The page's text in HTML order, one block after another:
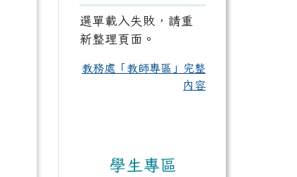
選單載入失敗，請重
新整理頁面。
教務處「教師專區」完整
內容
學生專區